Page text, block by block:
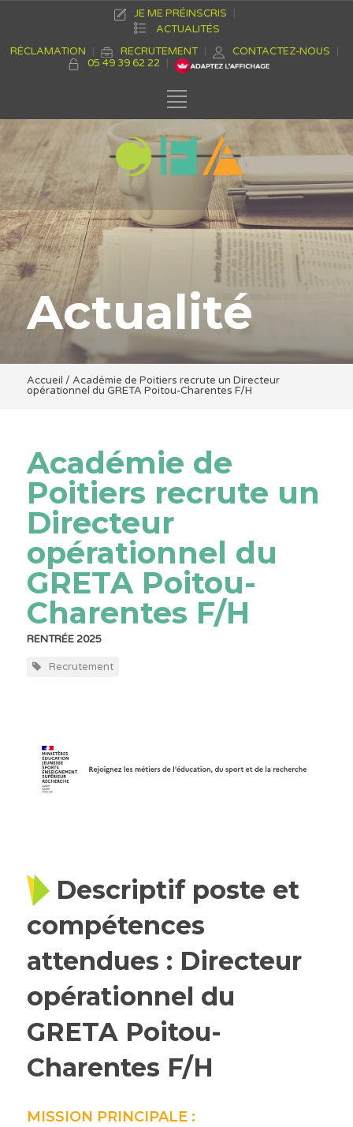
JE ME PRÉINSCRIS
ACTUALITÉS
RÉCLAMATION
RECRUTEMENT
CONTACTEZ-NOUS
05 49 39 62 22
Actualité
Accueil / Académie de Poitiers recrute un Directeur
opérationnel du GRETA Poitou-Charentes F/H
Académie de
Poitiers recrute un
Directeur
opérationnel du
GRETA Poitou-
Charentes F/H
RENTRÉE 2025
Recrutement
Descriptif poste et
compétences
attendues : Directeur
opérationnel du
GRETA Poitou-
Charentes F/H
MISSION PRINCIPALE :